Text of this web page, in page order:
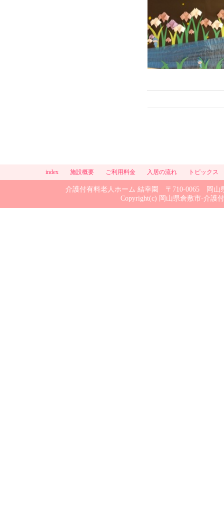
index 施設概要 ご利用料金 入居の流れ トピックス
介護付有料老人ホーム 結幸園 〒710-0065 岡
Copyright(c) 岡山県倉敷市-介護